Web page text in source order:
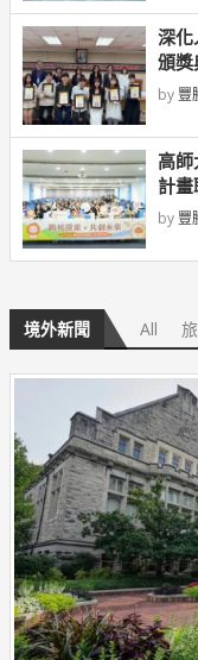
深化
頒獎
by 豐
高師
計畫
by 豐
境外新聞 All